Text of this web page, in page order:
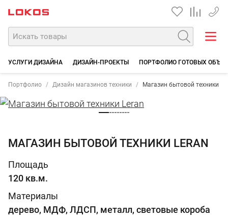
+7
УСЛУГИ ДИЗАЙНА ДИЗАЙН-ПРОЕКТЫ ПОРТФОЛИО ГОТОВЫХ
Портфолио Дизайн магазинов техники Магазин бытовой техники
МАГАЗИН БЫТОВОЙ ТЕХНИКИ LERAN
Площадь
120 кв.м.
Материалы
дерево, МДФ, ЛДСП, металл, световые короба